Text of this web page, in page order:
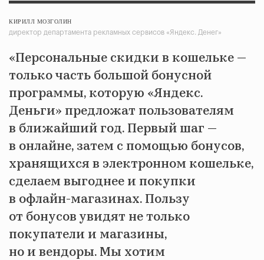
КИРИЛЛ МОЗГОЛИН
директор департамента рекламных сервисов «Яндекс. Денег»
«Персональные скидки в кошельке —
только часть большой бонусной
программы, которую «Яндекс.
Деньги» предложат пользователям
в ближайший год. Первый шаг —
в онлайне, затем с помощью бонусов,
хранящихся в электронном кошельке,
сделаем выгоднее и покупки
в офлайн-магазинах. Пользу
от бонусов увидят не только
покупатели и магазины,
но и вендоры. Мы хотим